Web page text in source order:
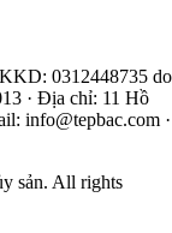
0312448735 do
· Địa chỉ: 11 Hồ
info@tepbac.com ·
sản. All rights